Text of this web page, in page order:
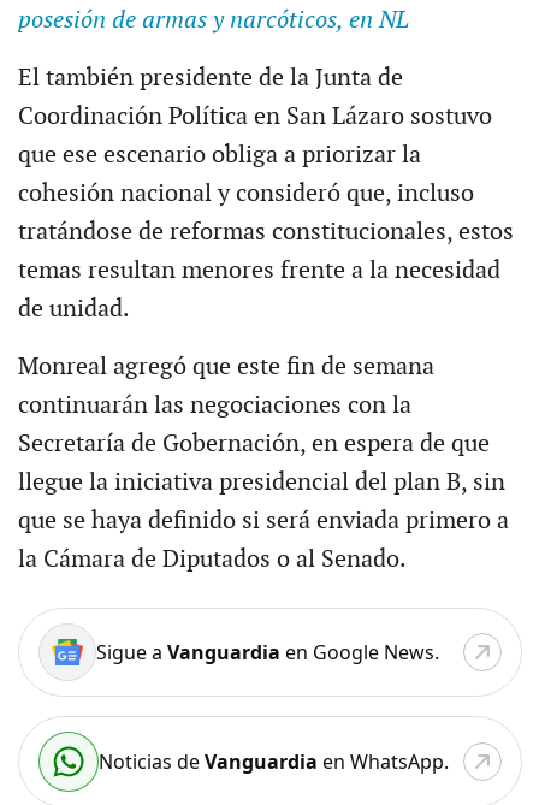
posesión de armas y narcóticos, en NL
El también presidente de la Junta de
Coordinación Política en San Lázaro sostuvo
que ese escenario obliga a priorizar la
cohesión nacional y consideró que, incluso
tratándose de reformas constitucionales, estos
temas resultan menores frente a la necesidad
de unidad.
Monreal agregó que este fin de semana
continuarán las negociaciones con la
Secretaría de Gobernación, en espera de que
llegue la iniciativa presidencial del plan B, sin
que se haya definido si será enviada primero a
la Cámara de Diputados o al Senado.
Sigue a Vanguardia en Google News.
Noticias deVanguardia en WhatsApp.